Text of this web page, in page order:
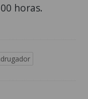
horas.